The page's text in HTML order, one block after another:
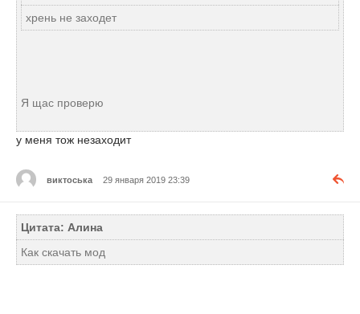
хрень не заходет
Я щас проверю
у меня тож незаходит
виктоська 29 января 2019 23:39
Цитата: Алина
Как скачать мод